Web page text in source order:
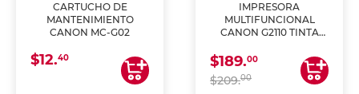
CARTUCHO DE
MANTENIMIENTO
CANON MC-G02
$12.40
IMPRESORA
MULTIFUNCIONAL
CANON G2110 TINTA
$189.00
$209.00